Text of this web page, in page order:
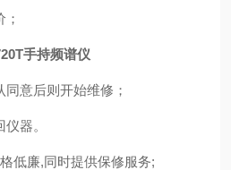
手持频谱仪
意后则开始维修；
器。
低廉,同时提供保修服务;